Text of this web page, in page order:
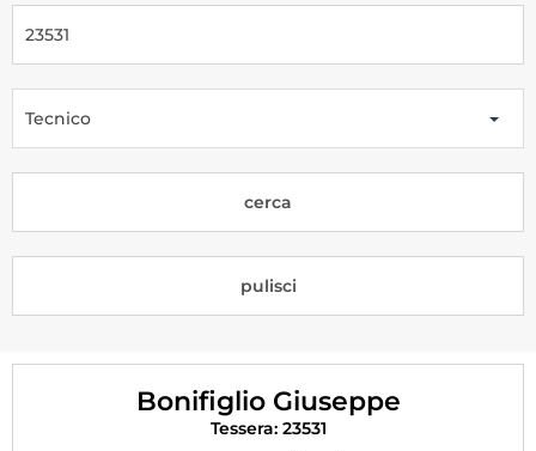
Tesseramento
Licenze WT
Formazione
Rivista Olympic Dream
Links
Mappa del sito
Tecnico
cerca
pulisci
Bonifiglio Giuseppe
Tessera: 23531